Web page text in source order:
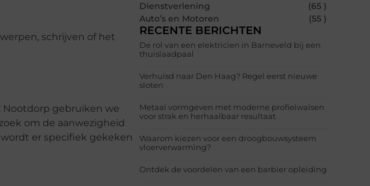
schrijven of het
Nootdorp gebruiken we
om de aanwezigheid
er specifiek gekeken
Dienstverlening
(65 )
Auto’s en Motoren
(55 )
RECENTE BERICHTEN
De rol van een elektricien in Barneveld bij een
thuislaadpaal
Verhuisd naar Den Haag? Regel eerst nieuwe
sloten
Metaal vormgeven met moderne profielwalsen
voor strak en herhaalbaar resultaat
Waarom kiezen voor een droogbouwsysteem
vloerverwarming?
Ontdek de voordelen van een barbier opleiding